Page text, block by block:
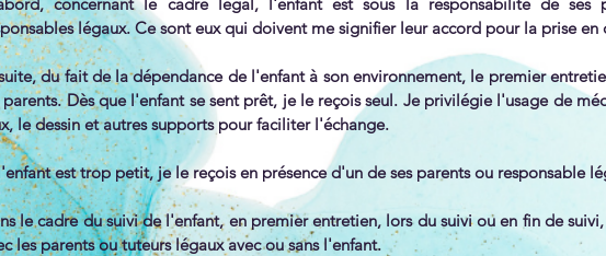
légaux. Ce sont eux qui doivent me signifier leur accord pour la prise en
du fait de la dépendance de l'enfant à son environnement, le premier
parents. Dès que l'enfant se sent prêt, je le reçois seul. Je privilégie l'usage de
le dessin et autres supports pour faciliter l'échange.
est trop petit, je le reçois en présence d'un de ses parents ou responsable
le cadre du suivi de l'enfant, en premier entretien, lors du suivi ou en fin de
les parents ou tuteurs légaux avec ou sans l'enfant.